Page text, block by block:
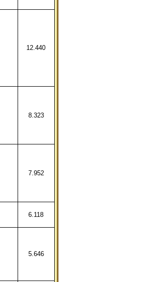
12.440
8.323
7.952
6.118
5.646